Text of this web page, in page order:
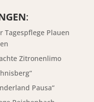
:
Tagespflege Plauen
Zitronenlimo
Pausa“